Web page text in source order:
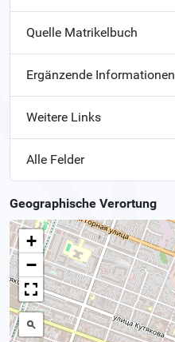
Quelle Matrikelbuch
Ergänzende Informationen
Weitere Links
Alle Felder
Geographische Verortung
+
−